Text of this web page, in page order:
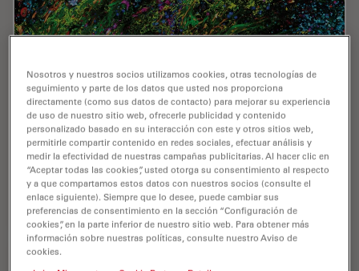
Spatial Omics Advances
In this webinar, Dr. Julia Roberti and Dr. Luis Alvarez
from Leica Microsystems introduce SpectraPlex, a new
functionality integrated into the STELLARIS confocal
platform for high-plex 3D spatial…
Jun 24, 2025 Webinar Análisis multiplex espacial
Nosotros y nuestros socios utilizamos cookies, otras tecnologías de
seguimiento y parte de los datos que usted nos proporciona
directamente (como sus datos de contacto) para mejorar su experiencia
de uso de nuestro sitio web, ofrecerle publicidad y contenido
personalizado basado en su interacción con este y otros sitios web,
permitirle compartir contenido en redes sociales, efectuar análisis y
medir la efectividad de nuestras campañas publicitarias. Al hacer clic en
“Aceptar todas las cookies”, usted otorga su consentimiento al respecto
y a que compartamos estos datos con nuestros socios (consulte el
enlace siguiente). Siempre que lo desee, puede cambiar sus
preferencias de consentimiento en la sección “Configuración de
cookies”, en la parte inferior de nuestro sitio web. Para obtener más
información sobre nuestras políticas, consulte nuestro Aviso de
cookies.